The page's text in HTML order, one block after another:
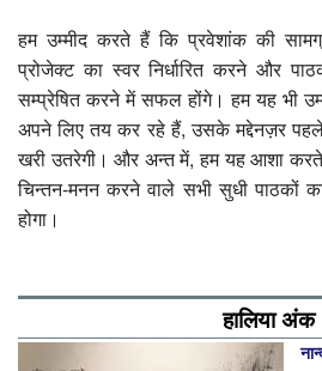
हम उम्मीद करते हैं कि प्रवेशांक की
प्रोजेक्ट का स्वर निर्धारित करने और
सम्प्रेषित करने में सफल होंगे। हम यह भी
अपने लिए तय कर रहे हैं, उसके मद्देनज़र
खरी उतरेगी। और अन्त में, हम यह आशा करते
चिन्तन-मनन करने वाले सभी सुधी पाठकों
होगा।
हालिया अंक